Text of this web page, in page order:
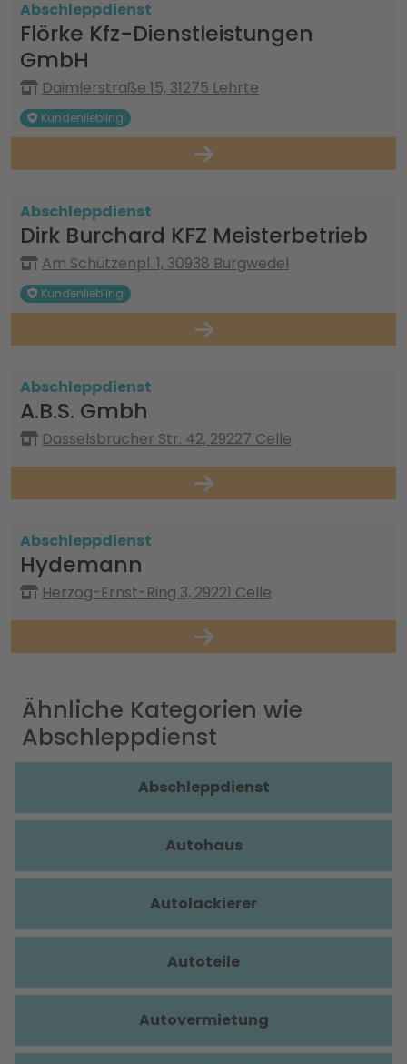
Abschleppdienst
Flörke Kfz-Dienstleistungen
GmbH
Daimlerstraße 15, 31275 Lehrte
Kundenliebling
Abschleppdienst
Dirk Burchard KFZ Meisterbetrieb
Am Schützenpl. 1, 30938 Burgwedel
Kundenliebling
Abschleppdienst
A.B.S. Gmbh
Dasselsbrucher Str. 42, 29227 Celle
Abschleppdienst
Hydemann
Herzog-Ernst-Ring 3, 29221 Celle
Ähnliche Kategorien wie
Abschleppdienst
Abschleppdienst
Autohaus
Autolackierer
Autoteile
Autovermietung